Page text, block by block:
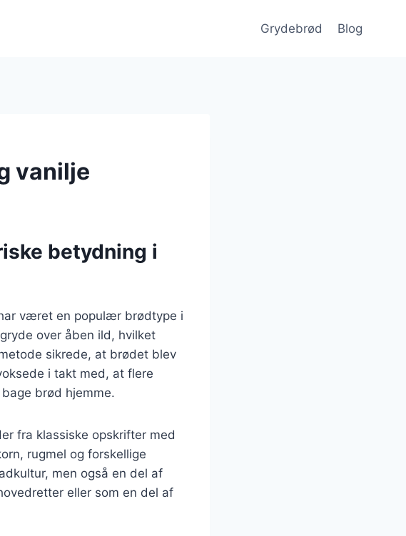
Grydebrød Blog
vanilje
betydning i
været en populær brødtype i
over åben ild, hvilket
sikrede, at brødet blev
i takt med, at flere
brød hjemme.
fra klassiske opskrifter med
rugmel og forskellige
men også en del af
eller som en del af